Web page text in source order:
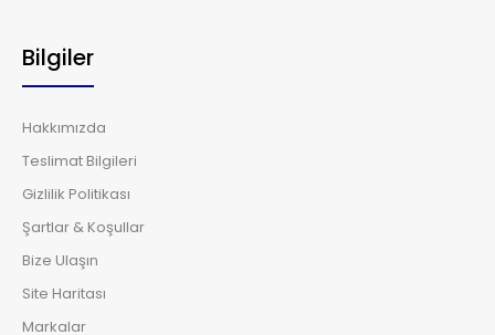
Bilgiler
Hakkımızda
Teslimat Bilgileri
Gizlilik Politikası
Şartlar & Koşullar
Bize Ulaşın
Site Haritası
Markalar